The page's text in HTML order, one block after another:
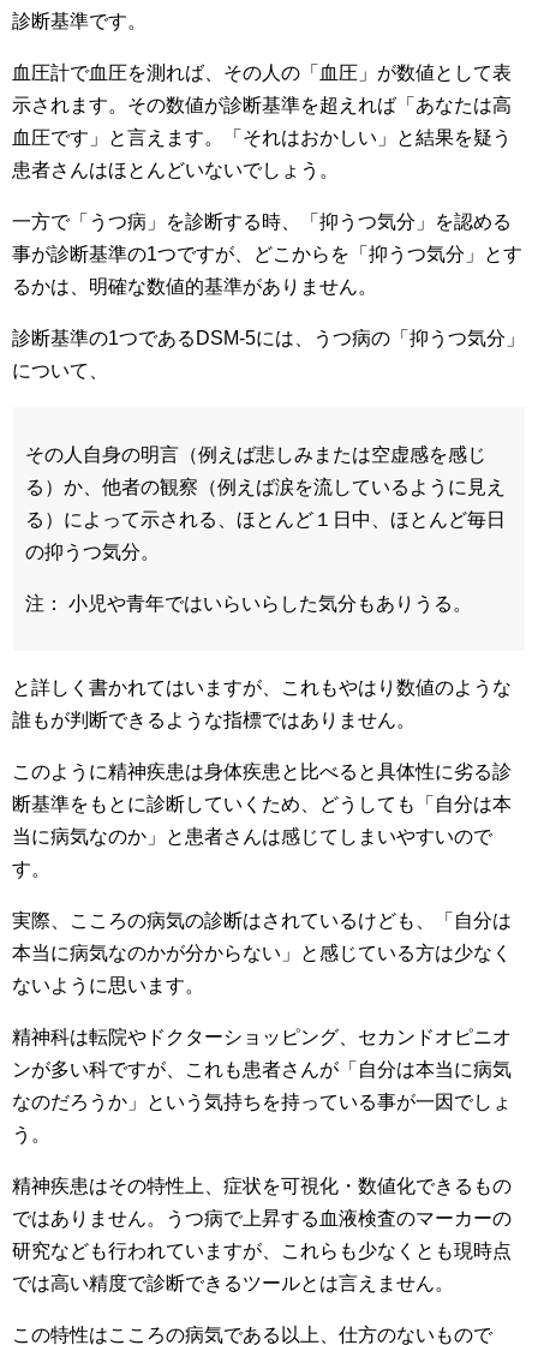
診断基準です。
血圧計で血圧を測れば、その人の「血圧」が数値として表
示されます。その数値が診断基準を超えれば「あなたは高
血圧です」と言えます。「それはおかしい」と結果を疑う
患者さんはほとんどいないでしょう。
一方で「うつ病」を診断する時、「抑うつ気分」を認める
事が診断基準の1つですが、どこからを「抑うつ気分」とす
るかは、明確な数値的基準がありません。
診断基準の1つであるDSM-5には、うつ病の「抑うつ気分」
について、
その人自身の明言（例えば悲しみまたは空虚感を感じ
る）か、他者の観察（例えば涙を流しているように見え
る）によって示される、ほとんど１日中、ほとんど毎日
の抑うつ気分。
注： 小児や青年ではいらいらした気分もありうる。
と詳しく書かれてはいますが、これもやはり数値のような
誰もが判断できるような指標ではありません。
このように精神疾患は身体疾患と比べると具体性に劣る診
断基準をもとに診断していくため、どうしても「自分は本
当に病気なのか」と患者さんは感じてしまいやすいので
す。
実際、こころの病気の診断はされているけども、「自分は
本当に病気なのかが分からない」と感じている方は少なく
ないように思います。
精神科は転院やドクターショッピング、セカンドオピニオ
ンが多い科ですが、これも患者さんが「自分は本当に病気
なのだろうか」という気持ちを持っている事が一因でしょ
う。
精神疾患はその特性上、症状を可視化・数値化できるもの
ではありません。うつ病で上昇する血液検査のマーカーの
研究なども行われていますが、これらも少なくとも現時点
では高い精度で診断できるツールとは言えません。
この特性はこころの病気である以上、仕方のないもので